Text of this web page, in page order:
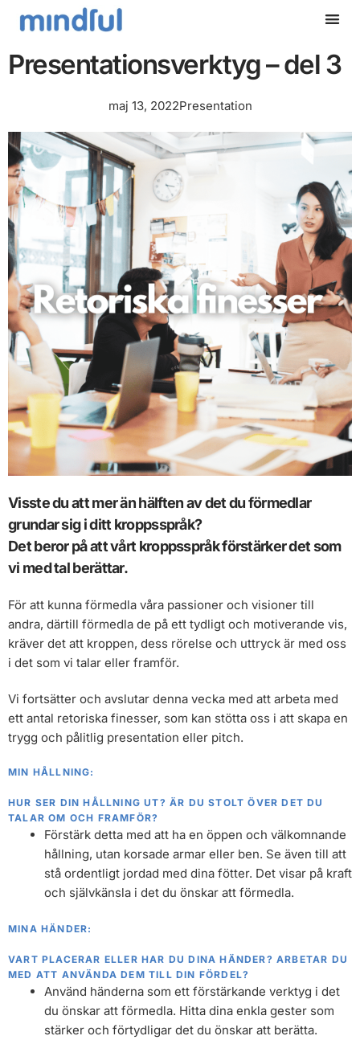
Presentationsverktyg – del 3
maj 13, 2022Presentation
Visste du att mer än hälften av det du förmedlar
grundar sig i ditt kroppsspråk?
Det beror på att vårt kroppsspråk förstärker det som
vi med tal berättar.
För att kunna förmedla våra passioner och visioner till
andra, därtill förmedla de på ett tydligt och motiverande vis,
kräver det att kroppen, dess rörelse och uttryck är med oss
i det som vi talar eller framför.
Vi fortsätter och avslutar denna vecka med att arbeta med
ett antal retoriska finesser, som kan stötta oss i att skapa en
trygg och pålitlig presentation eller pitch.
MIN HÅLLNING:
HUR SER DIN HÅLLNING UT? ÄR DU STOLT ÖVER DET DU
TALAR OM OCH FRAMFÖR?
Förstärk detta med att ha en öppen och välkomnande
hållning, utan korsade armar eller ben. Se även till att
stå ordentligt jordad med dina fötter. Det visar på kraft
och självkänsla i det du önskar att förmedla.
MINA HÄNDER:
VART PLACERAR ELLER HAR DU DINA HÄNDER? ARBETAR DU
MED ATT ANVÄNDA DEM TILL DIN FÖRDEL?
Använd händerna som ett förstärkande verktyg i det
du önskar att förmedla. Hitta dina enkla gester som
stärker och förtydligar det du önskar att berätta.